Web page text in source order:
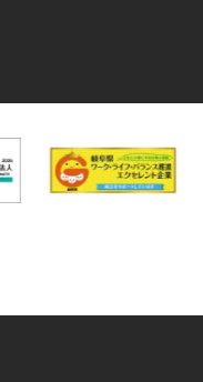
イン
イン
ワーク大学コン
アム岐阜
商工会
社MONDIA